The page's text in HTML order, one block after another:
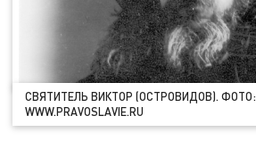
СВЯТИТЕЛЬ ВИКТОР (ОСТРОВИДОВ). ФОТО:
WWW.PRAVOSLAVIE.RU